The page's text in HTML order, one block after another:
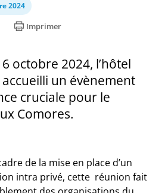
2024
Imprimer
octobre 2024, l’hôtel
un évènement
cruciale pour le
Comores.
de la mise en place d’un
intra privé, cette réunion fait